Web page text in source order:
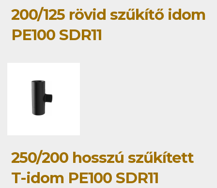
200/125 rövid szűkítő idom
PE100 SDR11
250/200 hosszú szűkített
T-idom PE100 SDR11